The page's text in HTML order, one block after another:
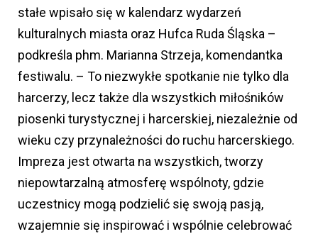
stałe wpisało się w kalendarz wydarzeń
kulturalnych miasta oraz Hufca Ruda Śląska –
podkreśla phm. Marianna Strzeja, komendantka
festiwalu. – To niezwykłe spotkanie nie tylko dla
harcerzy, lecz także dla wszystkich miłośników
piosenki turystycznej i harcerskiej, niezależnie od
wieku czy przynależności do ruchu harcerskiego.
Impreza jest otwarta na wszystkich, tworzy
niepowtarzalną atmosferę wspólnoty, gdzie
uczestnicy mogą podzielić się swoją pasją,
wzajemnie się inspirować i wspólnie celebrować